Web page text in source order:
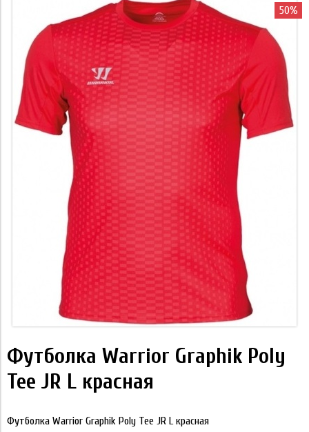
50%
Футболка Warrior Graphik Poly
Tee JR L красная
Футболка Warrior Graphik Poly Tee JR L красная